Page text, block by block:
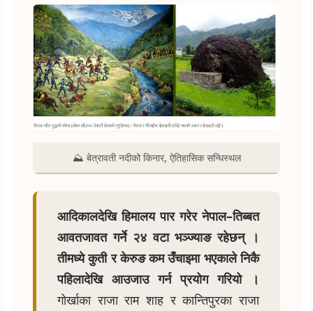
⛰️ बेत्रावती नदीको किनार, ऐतिहासिक सन्धिस्थल
आदिकालदेखि हिमालय पार गरेर नेपाल–तिब्बत
आवतजावत गर्ने २४ वटा भञ्ज्याङ रहेछन् ।
तीमध्ये कुती र केरुङ कम उँचाइमा भएकाले निकै
पहिलादेखि आउजाउ गर्न प्रयोग गरियो ।
गोर्खाका राजा राम शाह र कान्तिपुरका राजा